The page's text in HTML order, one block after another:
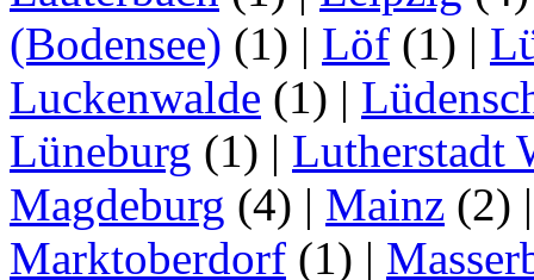
(Bodensee) (1) | Löf (1) |
Luckenwalde (1) |
Lüneburg (1) | Lutherstadt
Magdeburg (4) | Mainz (2)
Marktoberdorf (1) |